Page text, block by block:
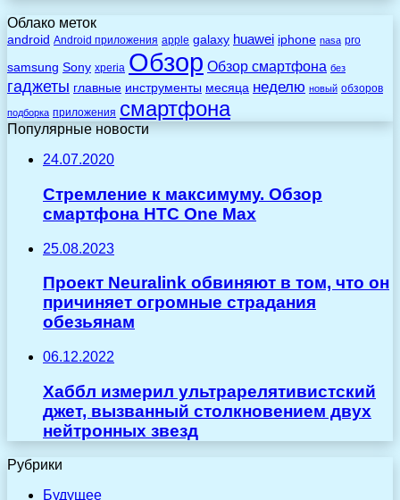
Облако меток
android Android приложения apple galaxy huawei iphone nasa pro
samsung Sony xperia Обзор Обзор смартфона без
гаджеты главные инструменты месяца неделю новый обзоров
подборка приложения смартфона
Популярные новости
24.07.2020
Стремление к максимуму. Обзор
смартфона HTC One Max
25.08.2023
Проект Neuralink обвиняют в том, что он
причиняет огромные страдания
обезьянам
06.12.2022
Хаббл измерил ультрарелятивистский
джет, вызванный столкновением двух
нейтронных звезд
Рубрики
Будущее